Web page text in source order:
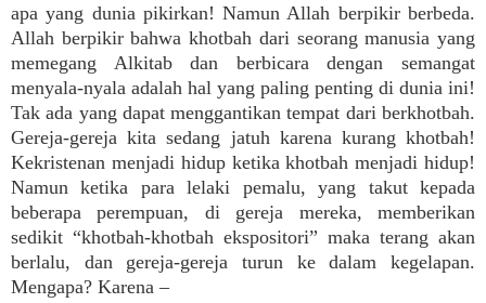
apa yang dunia pikirkan! Namun Allah berpikir berbeda.
Allah berpikir bahwa khotbah dari seorang manusia yang
memegang Alkitab dan berbicara dengan semangat
menyala-nyala adalah hal yang paling penting di dunia ini!
Tak ada yang dapat menggantikan tempat dari berkhotbah.
Gereja-gereja kita sedang jatuh karena kurang khotbah!
Kekristenan menjadi hidup ketika khotbah menjadi hidup!
Namun ketika para lelaki pemalu, yang takut kepada
beberapa perempuan, di gereja mereka, memberikan
sedikit “khotbah-khotbah ekspositori” maka terang akan
berlalu, dan gereja-gereja turun ke dalam kegelapan.
Mengapa? Karena –